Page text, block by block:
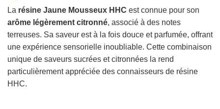
La résine Jaune Mousseux HHC est connue pour son
arôme légèrement citronné, associé à des notes
terreuses. Sa saveur est à la fois douce et parfumée, offrant
une expérience sensorielle inoubliable. Cette combinaison
unique de saveurs sucrées et citronnées la rend
particulièrement appréciée des connaisseurs de résine
HHC.